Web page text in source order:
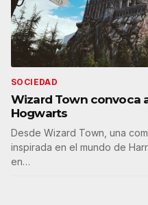
SOCIEDAD
Wizard Town convoca
Hogwarts
Desde Wizard Town, una
inspirada en el mundo de
en…